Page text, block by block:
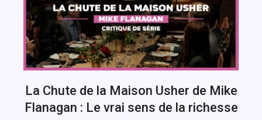
La Chute de la Maison Usher de Mike
Flanagan : Le vrai sens de la richesse